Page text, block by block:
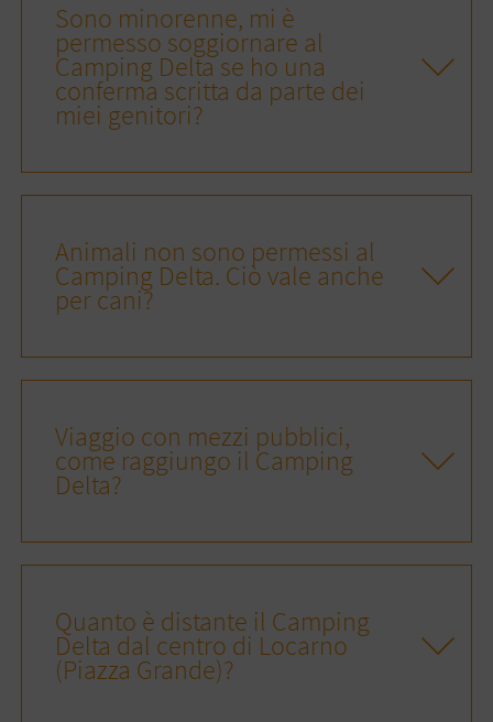
Sono minorenne, mi è
permesso soggiornare al
Camping Delta se ho una
conferma scritta da parte dei
miei genitori?
Animali non sono permessi al
Camping Delta. Ciò vale anche
per cani?
Viaggio con mezzi pubblici,
come raggiungo il Camping
Delta?
Quanto è distante il Camping
Delta dal centro di Locarno
(Piazza Grande)?